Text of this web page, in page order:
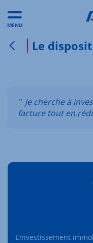
MENU
Retour à la page
Le
" Je cherche à
facture tout en
L’investissement